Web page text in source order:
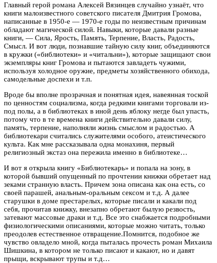
Главный герой романа Алексей Вязинцев случайно узнаёт, что
книги малоизвестного советского писателя Дмитрия Громова,
написанные в 1950-е — 1970-е годы по неизвестным причинам
обладают магической силой. Навыки, которые давали разные
книги, — Сила, Ярость, Память, Терпение, Власть, Радость,
Смысл. И вот люди, познавшие тайную силу книг, объединяются
в кружки («библиотеки» и «читальни»), которые защищают свои
экземпляры книг Громова и пытаются завладеть чужими,
используя холодное оружие, предметы хозяйственного обихода,
самодельные доспехи и т.п.
Вроде бы вполне прозрачная и понятная идея, навеянная тоской
по ценностям социализма, когда редкими книгами торговали из-
под полы, а в библиотеках в иной день яблоку негде был упасть,
потому что в те времена книги действительно давали силу,
память, терпение, наполняли жизнь смыслом и радостью. А
библиотекари считались служителями особого, атеистического
культа. Как мне рассказывала одна монахиня, первый
религиозный экстаз она пережила именно в библиотеке…
И вот я открыла книгу «Библиотекарь» и попала на зону, в
которой бывший опущенный по прочтении книжки обретает над
зеками странную власть. Причем зона описана как она есть, со
своей парашей, анальным-оральным сексом и т.д. А далее
старушки в доме престарелых, которые писали и какали под
себя, прочитав книжку, внезапно обретают былую резвость,
затевают массовые драки и т.д. Все это снабжается подробными
физиологическими описаниями, которые можно читать, только
преодолев естественное отвращение.Помнится, подобное же
чувство овладело мной, когда пыталась прочесть роман Михаила
Шишкина, в котором не только писают и какают, но и давят
прыщи, вскрывают трупы и т.д…